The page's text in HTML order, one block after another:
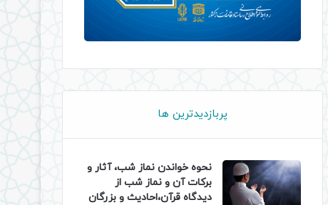
پربازدیدترین ها
نحوه خواندن نماز شب، آثار و
برکات آن و نماز شب از
دیدگاه قرآن،احادیث و بزرگان